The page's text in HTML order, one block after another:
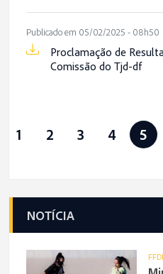
Publicado em 05/02/2025 - 08h50
Proclamação de
Comissão do Tjd-df
1 2 3 4 5
NOTÍCIA